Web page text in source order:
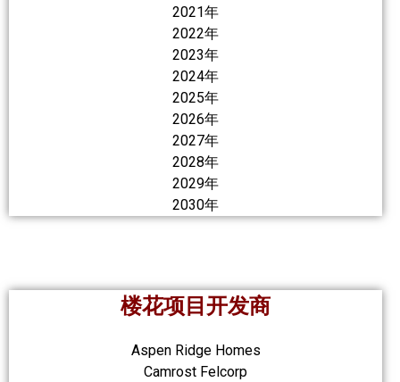
2021年
2022年
2023年
2024年
2025年
2026年
2027年
2028年
2029年
2030年
楼花项目开发商
Aspen Ridge Homes
Camrost Felcorp